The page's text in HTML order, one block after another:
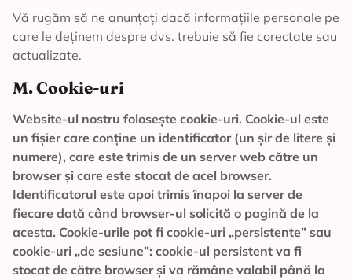
Vă rugăm să ne anunțați dacă informațiile personale pe
care le deținem despre dvs. trebuie să fie corectate sau
actualizate.
M. Cookie-uri
Website-ul nostru folosește cookie-uri. Cookie-ul este
un fișier care conține un identificator (un șir de litere și
numere), care este trimis de un server web către un
browser și care este stocat de acel browser.
Identificatorul este apoi trimis înapoi la server de
fiecare dată când browser-ul solicită o pagină de la
acesta. Cookie-urile pot fi cookie-uri „persistente” sau
cookie-uri „de sesiune”: cookie-ul persistent va fi
stocat de către browser și va rămâne valabil până la